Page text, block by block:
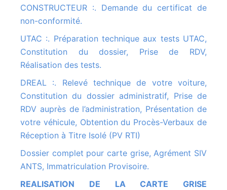
CONSTRUCTEUR :. Demande du certificat de
non-conformité.
UTAC :. Préparation technique aux tests UTAC,
Constitution du dossier, Prise de RDV,
Réalisation des tests.
DREAL :. Relevé technique de votre voiture,
Constitution du dossier administratif, Prise de
RDV auprès de l’administration, Présentation de
votre véhicule, Obtention du Procès-Verbaux de
Réception à Titre Isolé (PV RTI)
Dossier complet pour carte grise, Agrément SIV
ANTS, Immatriculation Provisoire.
REALISATION DE LA CARTE GRISE